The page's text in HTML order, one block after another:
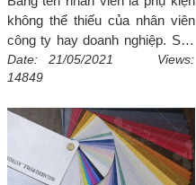
không thể thiếu của nhân viên
công ty hay doanh nghiệp. Sau
đây, xmagic.vn sẽ tổng hợp các
loại bảng tên nhân viên ưa
Date: 21/05/2021 Views:
14849